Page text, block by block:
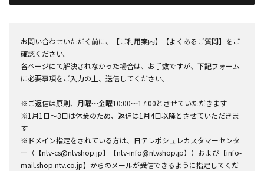
お問い合わせいただく前に、【ご利用案内】【よくあるご質問】をご
確認ください。
各ページにて解決されなかった場合は、お手数ですが、下記フォーム
に必要事項をご入力の上、送信してください。
※ご返信は原則、月曜～金曜10:00～17:00とさせていただきます
※1月1日～3日は休業のため、返信は1月4日以降とさせていただきま
す
※ドメイン指定をされている方は、日テレポシュレカスタマーセンタ
ー（【ntv-cs@ntvshop.jp】【ntv-info@ntvshop.jp】）および【info-
mail.shop.ntv.co.jp】からのメールが受信できるように指定してくだ